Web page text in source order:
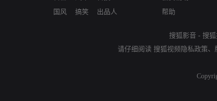
国风
搞笑
出品人
帮助
搜狐影音 - 搜
请仔细阅读 搜狐视频隐私政策、